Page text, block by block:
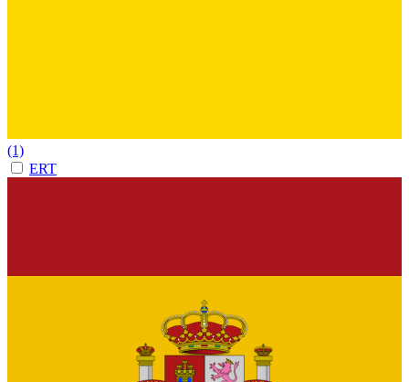
(1)
ERT